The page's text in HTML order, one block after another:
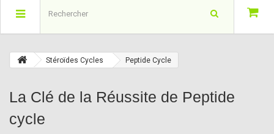
Stéroïdes Cycles Peptide Cycle
La Clé de la Réussite de Peptide
cycle